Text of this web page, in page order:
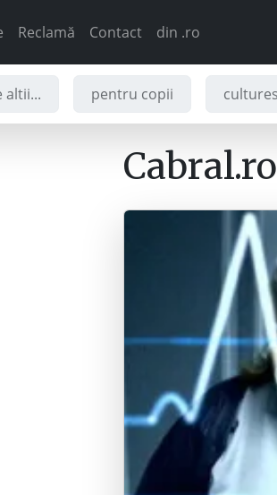
Reclamă Contact din .ro
altii... pentru copii
Cabral.ro